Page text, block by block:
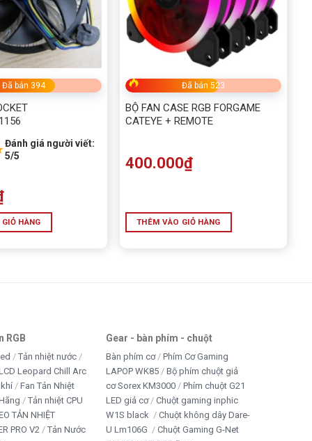
Đã bán 394
Đánh giá người viết:
5/5
HÀNG
Đã bán 523
BỘ FAN CASE RGB FORGAME
CATEYE + REMOTE
400.000₫
THÊM VÀO GIỎ HÀNG
RGB
Tản nhiệt nước
Leopard Chill Arc
Fan Tản Nhiệt
Tản nhiệt CPU
TẢN NHIỆT
PRO V2
Tản Nước
Gear - bàn phím - chuột
Bàn phím cơ
Phím Cơ Gaming
LAPOP WK85
Bộ phím chuột giả
cơ Sorex KM3000
Phím chuột G21
LED giả cơ
Chuột gaming inphic
W1S black
Chuột không dây Dare-
U Lm106G
Chuột Gaming G-Net